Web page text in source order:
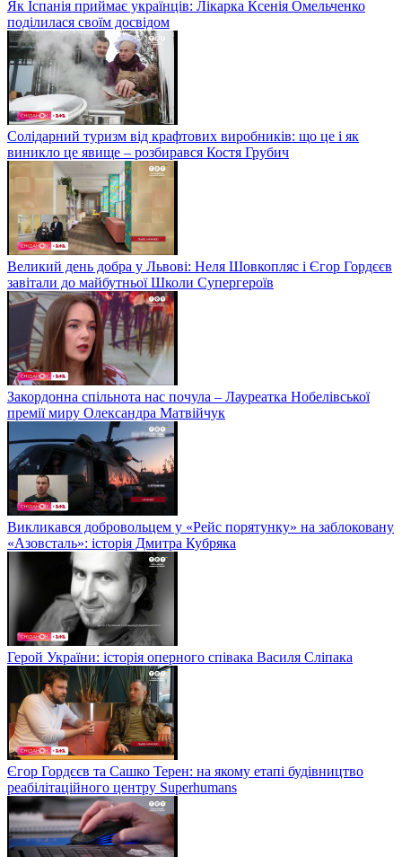
Як Іспанія приймає українців: Лікарка Ксенія Омельченко
поділилася своїм досвідом
Солідарний туризм від крафтових виробників: що це і як
виникло це явище – розбирався Костя Грубич
Великий день добра у Львові: Неля Шовкопляс і Єгор Гордєєв
завітали до майбутньої Школи Супергероїв
Закордонна спільнота нас почула – Лауреатка Нобелівської
премії миру Олександра Матвійчук
Викликався добровольцем у «Рейс порятунку» на заблоковану
«Азовсталь»: історія Дмитра Кубряка
Герой України: історія оперного співака Василя Сліпака
Єгор Гордєєв та Сашко Терен: на якому етапі будівництво
реабілітаційного центру Superhumans